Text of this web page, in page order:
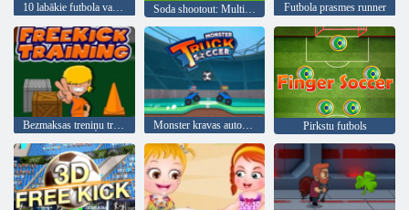
10 labākie futbola vadītāji Soda shootout: Multi līga Futbola prasmes runner
Bezmaksas treniņu treniņš Monster kravas automašīnu futbols Pirkstu futbols